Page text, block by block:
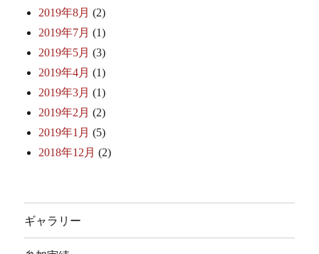
2019年8月 (2)
2019年7月 (1)
2019年5月 (3)
2019年4月 (1)
2019年3月 (1)
2019年2月 (2)
2019年1月 (5)
2018年12月 (2)
ギャラリー